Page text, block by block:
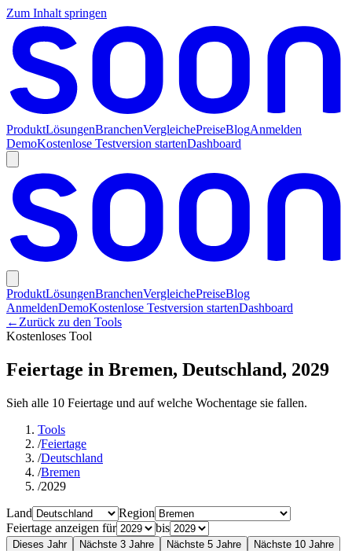
Zum Inhalt springen
ProduktLösungenBranchenVergleichePreiseBlogAnmelden
DemoKostenlose Testversion startenDashboard
ProduktLösungenBranchenVergleichePreiseBlog
AnmeldenDemoKostenlose Testversion startenDashboard
← Zurück zu den Tools
Kostenloses Tool
Feiertage in Bremen, Deutschland, 2029
Sieh alle 10 Feiertage und auf welche Wochentage sie fallen.
Tools
/Feiertage
/Deutschland
/Bremen
/2029
Land
Region
Feiertage anzeigen für
bis
Dieses Jahr Nächste 3 Jahre Nächste 5 Jahre Nächste 10 Jahre